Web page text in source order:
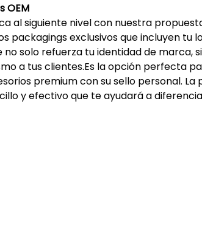
OEM
al siguiente nivel con nuestra
packagings exclusivos que incluyen tu
no solo refuerza tu identidad de marca,
a tus clientes.Es la opción perfecta
premium con su sello personal. La
y efectivo que te ayudará a